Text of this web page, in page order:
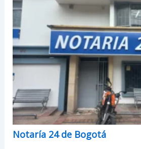
Notaría 24 de Bogotá